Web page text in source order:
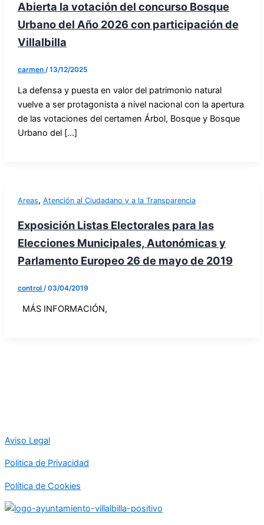
Abierta la votación del concurso Bosque
Urbano del Año 2026 con participación de
Villalbilla
carmen /13/12/2025
La defensa y puesta en valor del patrimonio natural
vuelve a ser protagonista a nivel nacional con la apertura
de las votaciones del certamen Árbol, Bosque y Bosque
Urbano del […]
Areas, Atención al Ciudadano y a la Transparencia
Exposición Listas Electorales para las
Elecciones Municipales, Autonómicas y
Parlamento Europeo 26 de mayo de 2019
control /03/04/2019
MÁS INFORMACIÓN,
Aviso Legal
Politica de Privacidad
Política de Cookies